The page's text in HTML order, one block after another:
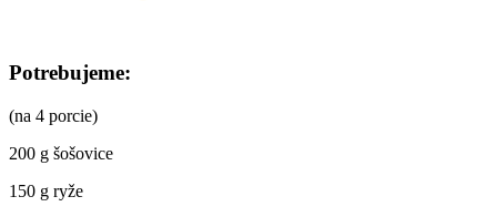
Potrebujeme:
(na 4 porcie)
200 g šošovice
150 g ryže